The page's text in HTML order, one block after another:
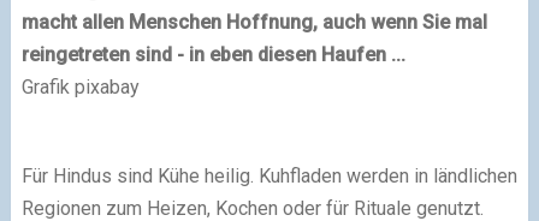
macht allen Menschen Hoffnung, auch wenn Sie mal
reingetreten sind - in eben diesen Haufen ...
Grafik pixabay
Für Hindus sind Kühe heilig. Kuhfladen werden in ländlichen
Regionen zum Heizen, Kochen oder für Rituale genutzt.